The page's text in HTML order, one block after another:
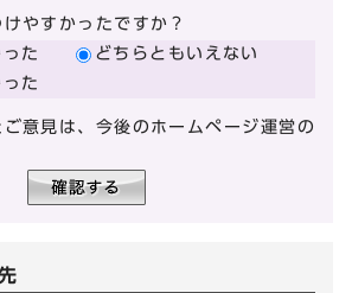
やすかったですか？
た
どちらともいえない
た
意見は、今後のホームページ運営の